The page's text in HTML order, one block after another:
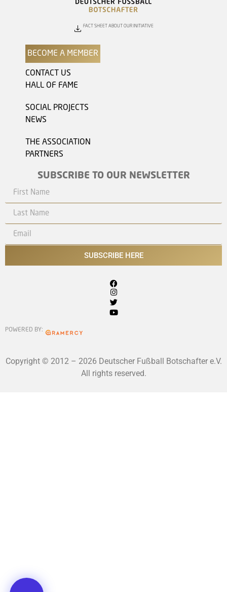
FACT SHEET ABOUT OUR INITIATIVE
BECOME A MEMBER
CONTACT US
HALL OF FAME
SOCIAL PROJECTS
NEWS
THE ASSOCIATION
PARTNERS
SUBSCRIBE TO OUR NEWSLETTER
SUBSCRIBE HERE
POWERED BY:
Copyright © 2012 – 2026 Deutscher Fußball Botschafter e.V.
All rights reserved.